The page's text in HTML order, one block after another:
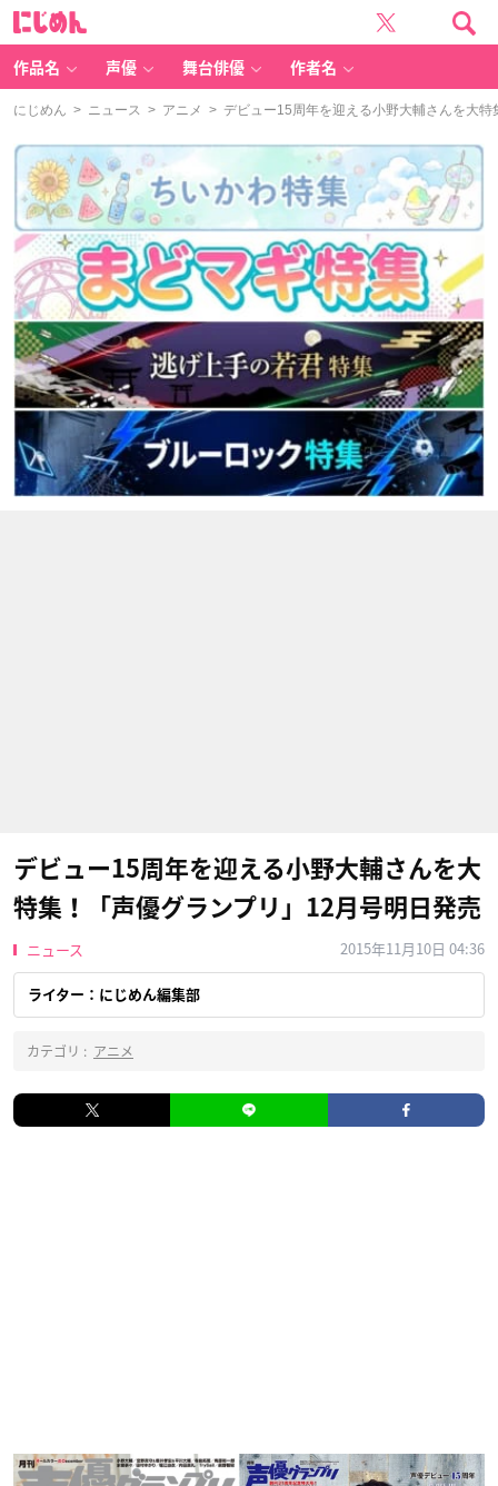
作品名 声優 舞台俳優 作者名
にじめん > ニュース > アニメ > デビュー15周年を迎える小野大輔さんを大
デビュー15周年を迎える小野大輔さんを大
特集！「声優グランプリ」12月号明日発売
ニュース 2015年11月10日 04:36
ライター：にじめん編集部
カテゴリ : アニメ